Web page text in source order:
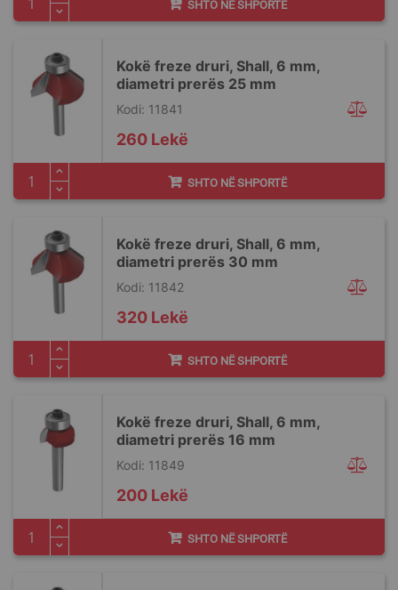
SHTO NË SHPORTË
Kokë freze druri, Shall, 6 mm,
diametri prerës 25 mm
Kodi: 11841
260 Lekë
SHTO NË SHPORTË
Kokë freze druri, Shall, 6 mm,
diametri prerës 30 mm
Kodi: 11842
320 Lekë
SHTO NË SHPORTË
Kokë freze druri, Shall, 6 mm,
diametri prerës 16 mm
Kodi: 11849
200 Lekë
SHTO NË SHPORTË